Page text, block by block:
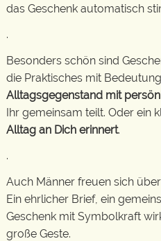
das Geschenk automatisch
.
Besonders schön sind
die Praktisches mit
Alltagsgegenstand mit
Ihr gemeinsam teilt. Oder ein
Alltag an Dich erinnert.
.
Auch Männer freuen sich
Ein ehrlicher Brief, ein
Geschenk mit Symbolkraft
große Geste.